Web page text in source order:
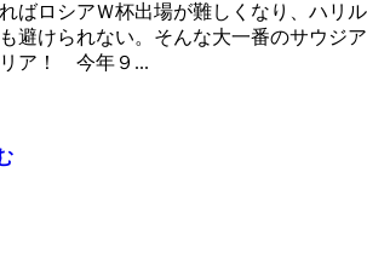
代表の顔となった原口（中央）の決勝
ウジに勝利
ばロシアＷ杯出場が難しくなり、ハリル
避けられない。そんな大一番のサウジア
ア！ 今年９...